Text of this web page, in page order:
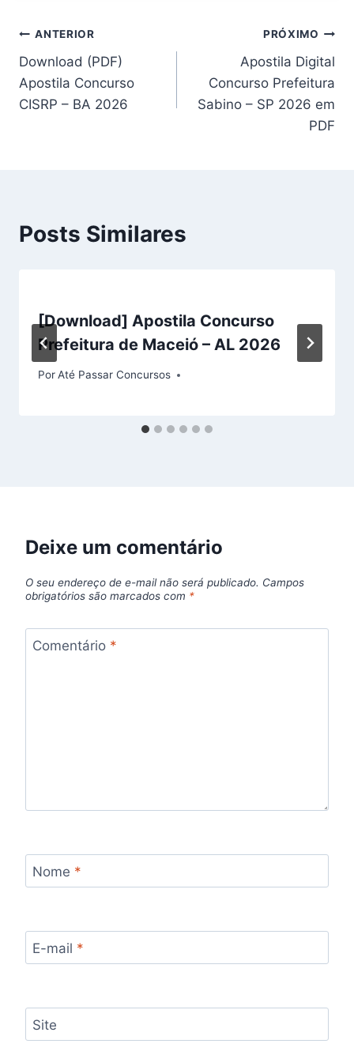
Navegação
de
Post
ANTERIOR
Download (PDF)
Apostila Concurso
CISRP – BA 2026
PRÓXIMO
Apostila Digital
Concurso Prefeitura
Sabino – SP 2026 em
PDF
Posts Similares
[Download] Apostila Concurso
Prefeitura de Maceió – AL 2026
PorAté Passar Concursos
Deixe um comentário
O seu endereço de e-mail não será publicado. Campos
obrigatórios são marcados com *
Comentário *
Nome *
E-mail *
Site